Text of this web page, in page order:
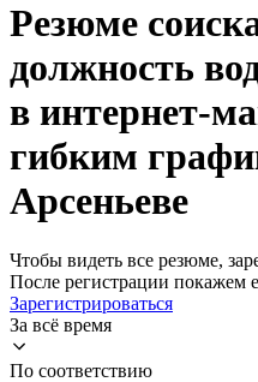
Резюме
должность
в интернет-
гибким
Арсеньеве
Чтобы видеть все резюме,
После регистрации покажем
Зарегистрироваться
За всё время
По соответствию